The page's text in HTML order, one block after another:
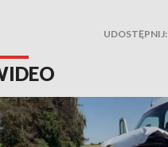
UDOSTĘPNIJ: